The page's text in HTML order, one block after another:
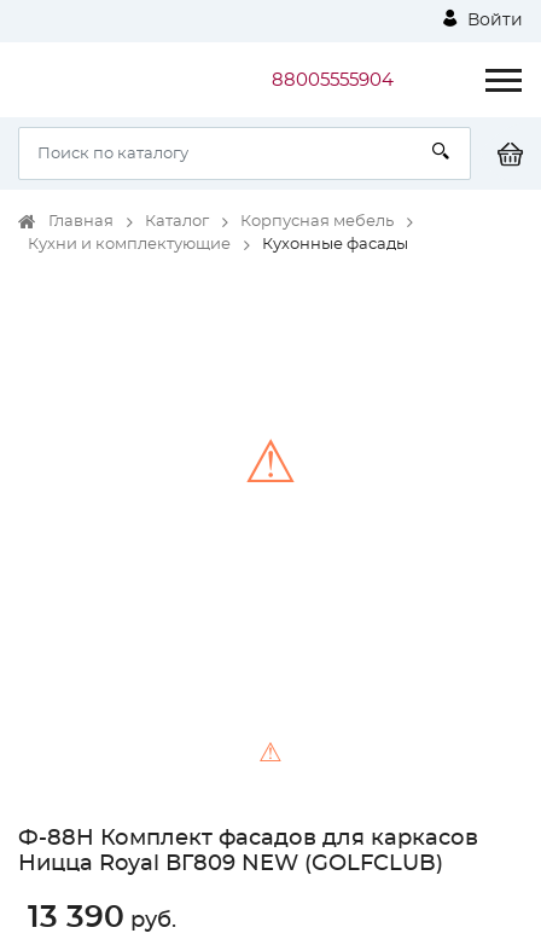
Войти
88005555904
Главная Каталог
Корпусная мебель
Кухни и комплектующие
Кухонные фасады
⚠
⚠
Ф-88H Комплект фасадов для каркасов
Ницца Royal ВГ809 NEW (GOLFCLUB)
13 390 руб.